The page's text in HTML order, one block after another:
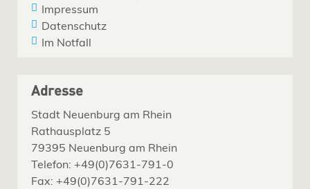
Impressum
Datenschutz
Im Notfall
Adresse
Stadt Neuenburg am Rhein
Rathausplatz 5
79395 Neuenburg am Rhein
Telefon: +49(0)7631-791-0
Fax: +49(0)7631-791-222